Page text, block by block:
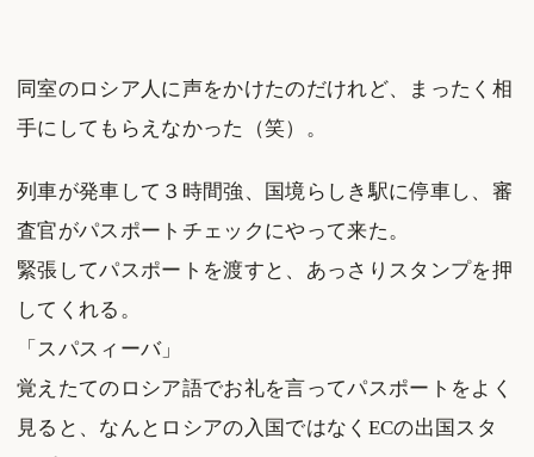
同室のロシア人に声をかけたのだけれど、まったく相
手にしてもらえなかった（笑）。
列車が発車して３時間強、国境らしき駅に停車し、審
査官がパスポートチェックにやって来た。
緊張してパスポートを渡すと、あっさりスタンプを押
してくれる。
「スパスィーバ」
覚えたてのロシア語でお礼を言ってパスポートをよく
見ると、なんとロシアの入国ではなくECの出国スタ